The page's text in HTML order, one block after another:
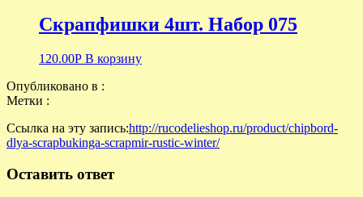
Скрапфишки 4шт. Набор 075
120.00Р В корзину
Опубликовано в :
Метки :
Ссылка на эту запись:http://rucodelieshop.ru/product/chipbord-
dlya-scrapbukinga-scrapmir-rustic-winter/
Оставить ответ